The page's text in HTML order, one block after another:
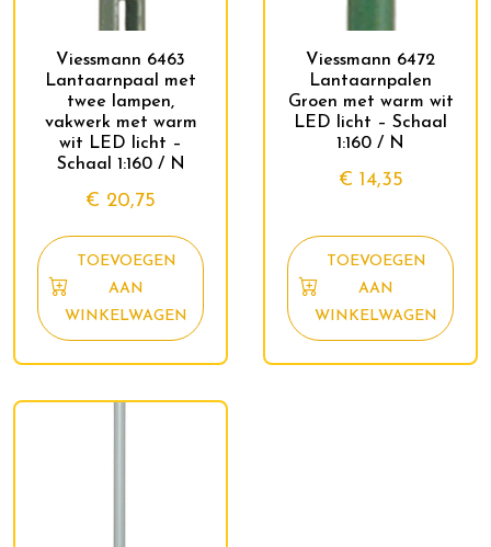
Viessmann 6463
Lantaarnpaal met
twee lampen,
vakwerk met warm
wit LED licht –
Schaal 1:160 / N
€ 20,75
TOEVOEGEN
AAN
WINKELWAGEN
Viessmann 6472
Lantaarnpalen
Groen met warm wit
LED licht – Schaal
1:160 / N
€ 14,35
TOEVOEGEN
AAN
WINKELWAGEN